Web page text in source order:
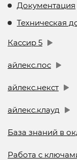
Документация
Техническая
Кассир 5
айлекс.пос
айлекс.некст
айлекс.клауд
База знаний в
Работа с